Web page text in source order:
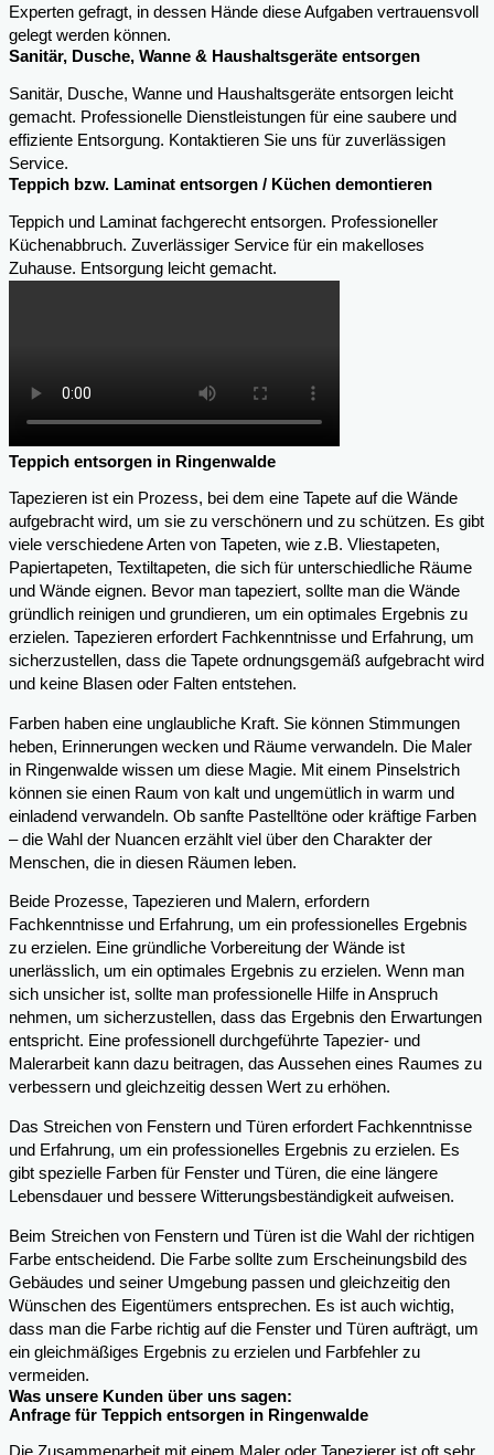
Experten gefragt, in dessen Hände diese Aufgaben vertrauensvoll
gelegt werden können.
Sanitär, Dusche, Wanne & Haushaltsgeräte entsorgen
Sanitär, Dusche, Wanne und Haushaltsgeräte entsorgen leicht
gemacht. Professionelle Dienstleistungen für eine saubere und
effiziente Entsorgung. Kontaktieren Sie uns für zuverlässigen
Service.
Teppich bzw. Laminat entsorgen / Küchen demontieren
Teppich und Laminat fachgerecht entsorgen. Professioneller
Küchenabbruch. Zuverlässiger Service für ein makelloses
Zuhause. Entsorgung leicht gemacht.
Teppich entsorgen in Ringenwalde
Tapezieren ist ein Prozess, bei dem eine Tapete auf die Wände
aufgebracht wird, um sie zu verschönern und zu schützen. Es gibt
viele verschiedene Arten von Tapeten, wie z.B. Vliestapeten,
Papiertapeten, Textiltapeten, die sich für unterschiedliche Räume
und Wände eignen. Bevor man tapeziert, sollte man die Wände
gründlich reinigen und grundieren, um ein optimales Ergebnis zu
erzielen. Tapezieren erfordert Fachkenntnisse und Erfahrung, um
sicherzustellen, dass die Tapete ordnungsgemäß aufgebracht wird
und keine Blasen oder Falten entstehen.
Farben haben eine unglaubliche Kraft. Sie können Stimmungen
heben, Erinnerungen wecken und Räume verwandeln. Die Maler
in Ringenwalde wissen um diese Magie. Mit einem Pinselstrich
können sie einen Raum von kalt und ungemütlich in warm und
einladend verwandeln. Ob sanfte Pastelltöne oder kräftige Farben
– die Wahl der Nuancen erzählt viel über den Charakter der
Menschen, die in diesen Räumen leben.
Beide Prozesse, Tapezieren und Malern, erfordern
Fachkenntnisse und Erfahrung, um ein professionelles Ergebnis
zu erzielen. Eine gründliche Vorbereitung der Wände ist
unerlässlich, um ein optimales Ergebnis zu erzielen. Wenn man
sich unsicher ist, sollte man professionelle Hilfe in Anspruch
nehmen, um sicherzustellen, dass das Ergebnis den Erwartungen
entspricht. Eine professionell durchgeführte Tapezier- und
Malerarbeit kann dazu beitragen, das Aussehen eines Raumes zu
verbessern und gleichzeitig dessen Wert zu erhöhen.
Das Streichen von Fenstern und Türen erfordert Fachkenntnisse
und Erfahrung, um ein professionelles Ergebnis zu erzielen. Es
gibt spezielle Farben für Fenster und Türen, die eine längere
Lebensdauer und bessere Witterungsbeständigkeit aufweisen.
Beim Streichen von Fenstern und Türen ist die Wahl der richtigen
Farbe entscheidend. Die Farbe sollte zum Erscheinungsbild des
Gebäudes und seiner Umgebung passen und gleichzeitig den
Wünschen des Eigentümers entsprechen. Es ist auch wichtig,
dass man die Farbe richtig auf die Fenster und Türen aufträgt, um
ein gleichmäßiges Ergebnis zu erzielen und Farbfehler zu
vermeiden.
Was unsere Kunden über uns sagen:
Anfrage für Teppich entsorgen in Ringenwalde